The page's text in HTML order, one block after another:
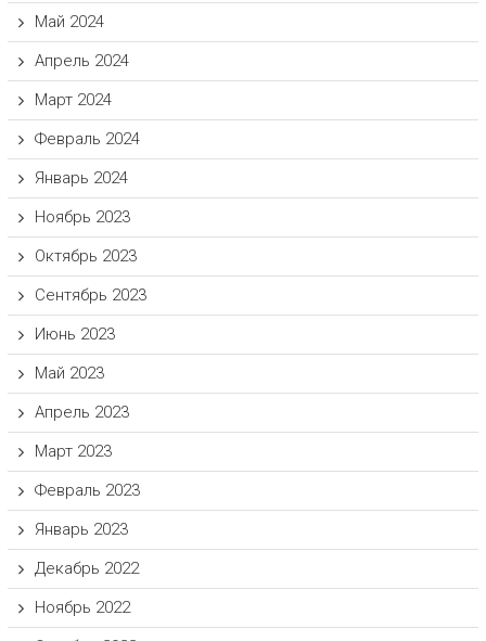
Май 2024
Апрель 2024
Март 2024
Февраль 2024
Январь 2024
Ноябрь 2023
Октябрь 2023
Сентябрь 2023
Июнь 2023
Май 2023
Апрель 2023
Март 2023
Февраль 2023
Январь 2023
Декабрь 2022
Ноябрь 2022